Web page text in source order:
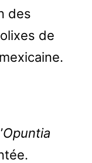
des
de
Opuntia